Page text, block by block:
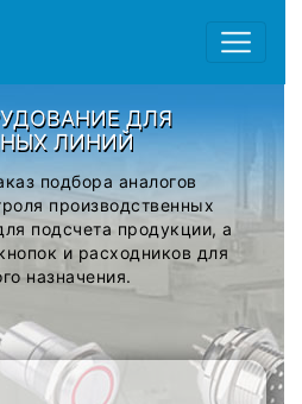
ДЛЯ
ЛИНИЙ
подбора аналогов
производственных
подсчета продукции, а
и расходников для
назначения.